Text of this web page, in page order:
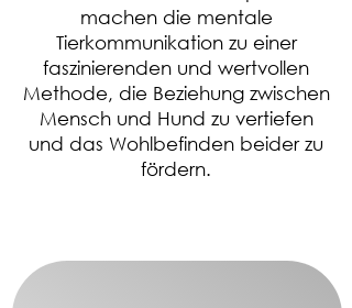
machen die mentale
Tierkommunikation zu einer
faszinierenden und wertvollen
Methode, die Beziehung zwischen
Mensch und Hund zu vertiefen
und das Wohlbefinden beider zu
fördern.